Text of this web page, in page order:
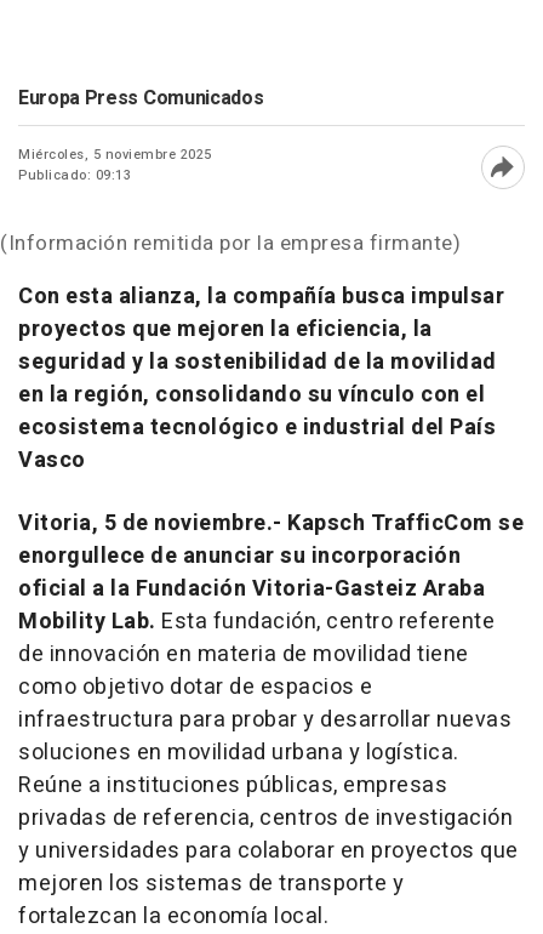
Europa Press Comunicados
Miércoles, 5 noviembre 2025
Publicado: 09:13
(Información remitida por la empresa firmante)
Con esta alianza, la compañía busca impulsar
proyectos que mejoren la eficiencia, la
seguridad y la sostenibilidad de la movilidad
en la región, consolidando su vínculo con el
ecosistema tecnológico e industrial del País
Vasco
Vitoria, 5 de noviembre.- Kapsch TrafficCom se
enorgullece de anunciar su incorporación
oficial a la Fundación Vitoria-Gasteiz Araba
Mobility Lab. Esta fundación, centro referente
de innovación en materia de movilidad tiene
como objetivo dotar de espacios e
infraestructura para probar y desarrollar nuevas
soluciones en movilidad urbana y logística.
Reúne a instituciones públicas, empresas
privadas de referencia, centros de investigación
y universidades para colaborar en proyectos que
mejoren los sistemas de transporte y
fortalezcan la economía local.